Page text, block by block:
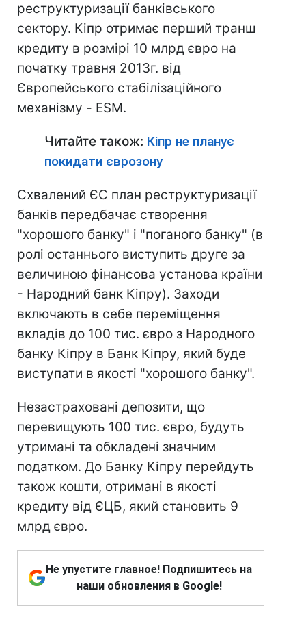
реструктуризації банківського
сектору. Кіпр отримає перший транш
кредиту в розмірі 10 млрд євро на
початку травня 2013г. від
Європейського стабілізаційного
механізму - ESM.
Читайте також: Кіпр не планує
покидати єврозону
Схвалений ЄС план реструктуризації
банків передбачає створення
"хорошого банку" і "поганого банку" (в
ролі останнього виступить друге за
величиною фінансова установа країни
- Народний банк Кіпру). Заходи
включають в себе переміщення
вкладів до 100 тис. євро з Народного
банку Кіпру в Банк Кіпру, який буде
виступати в якості "хорошого банку".
Незастраховані депозити, що
перевищують 100 тис. євро, будуть
утримані та обкладені значним
податком. До Банку Кіпру перейдуть
також кошти, отримані в якості
кредиту від ЄЦБ, який становить 9
млрд євро.
Не упустите главное! Подпишитесь на
наши обновления в Google!